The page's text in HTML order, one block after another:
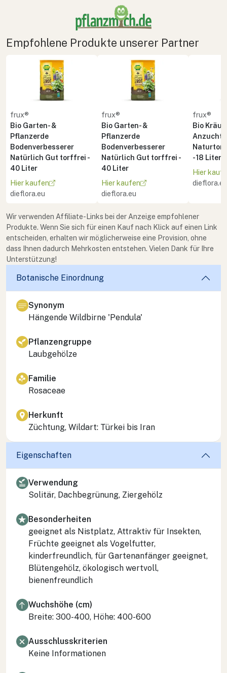
Empfohlene Produkte unserer Partner
frux®
Bio Garten- &
Pflanzerde
Bodenverbesserer
Natürlich Gut torffrei -
40 Liter
Hier kaufen
dieflora.eu
frux®
Bio Garten- &
Pflanzerde
Bodenverbesserer
Natürlich Gut torffrei -
40 Liter
Hier kaufen
dieflora.eu
frux®
Bio
Naturton
- 18 Liter
Hier
dieflora.eu
Wir verwenden Affiliate-Links bei der Anzeige empfohlener
Produkte. Wenn Sie sich für einen Kauf nach Klick auf einen Link
entscheiden, erhalten wir möglicherweise eine Provision, ohne
dass Ihnen dadurch Mehrkosten entstehen. Vielen Dank für Ihre
Unterstützung!
Botanische Einordnung
Synonym
Hängende Wildbirne 'Pendula'
Pflanzengruppe
Laubgehölze
Familie
Rosaceae
Herkunft
Züchtung, Wildart: Türkei bis Iran
Eigenschaften
Verwendung
Solitär, Dachbegrünung, Ziergehölz
Besonderheiten
geeignet als Nistplatz, Attraktiv für Insekten,
Früchte geeignet als Vogelfutter,
kinderfreundlich, für Gartenanfänger geeignet,
Blütengehölz, ökologisch wertvoll,
bienenfreundlich
Wuchshöhe (cm)
Breite: 300-400, Höhe: 400-600
Ausschlusskriterien
Keine Informationen